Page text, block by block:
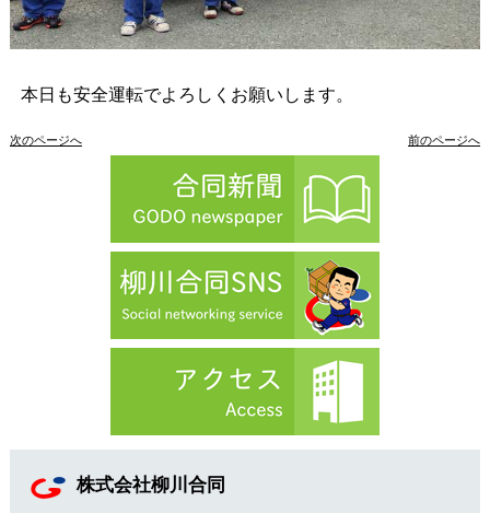
本日も安全運転でよろしくお願いします。
次のページへ 前のページへ
株式会社柳川合同